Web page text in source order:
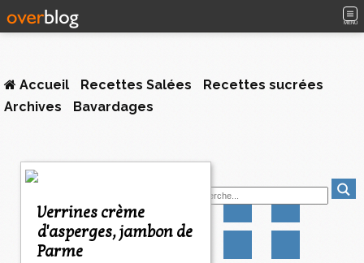
MENU
Accueil Recettes Salées
Recettes sucrées
Archives
Bavardages
Verrines crème
d'asperges, jambon de
Parme
2